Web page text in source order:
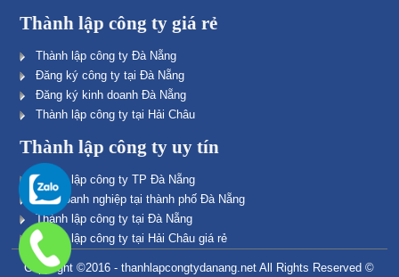
Thành lập công ty giá rẻ
Thành lập công ty Đà Nẵng
Đăng ký công ty tại Đà Nẵng
Đăng ký kinh doanh Đà Nẵng
Thành lập công ty tại Hải Châu
Thành lập công ty uy tín
Thành lập công ty TP Đà Nẵng
Lập doanh nghiệp tại thành phố Đà Nẵng
Thành lập công ty tại Đà Nẵng
Thành lập công ty tại Hải Châu giá rẻ
Copyright ©2016 - thanhlapcongtydanang.net All Rights Reserved ©